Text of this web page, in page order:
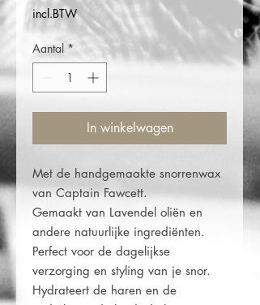
incl.BTW
Aantal *
In winkelwagen
Met de handgemaakte snorrenwax
van Captain Fawcett.
Gemaakt van Lavendel oliën en
andere natuurlijke ingrediënten.
Perfect voor de dagelijkse
verzorging en styling van je snor.
Hydrateert de haren en de